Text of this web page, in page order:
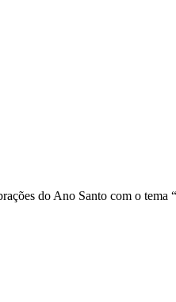
do Ano Santo com o tema